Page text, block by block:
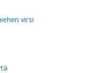
virsi